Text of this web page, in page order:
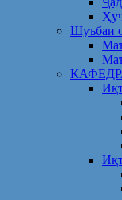
Шуъбаи